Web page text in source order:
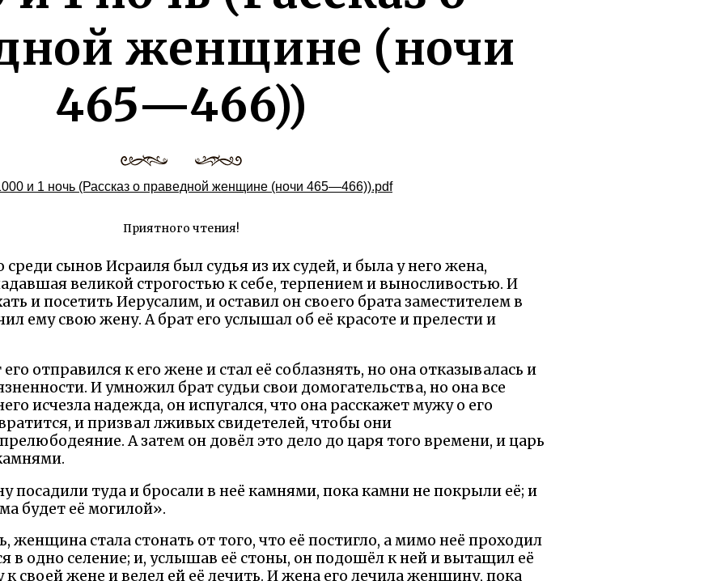
женщине (ночи
465—466))
и 1 ночь (Рассказ о праведной женщине (ночи 465—466)).pdf
Приятного чтения!
сынов Исраиля был судья из их судей, и была у него жена,
великой строгостью к себе, терпением и выносливостью. И
и посетить Иерусалим, и оставил он своего брата заместителем в
ему свою жену. А брат его услышал об её красоте и прелести и
его отправился к его жене и стал её соблазнять, но она отказывалась и
И умножил брат судьи свои домогательства, но она все
исчезла надежда, он испугался, что она расскажет мужу о его
и призвал лживых свидетелей, чтобы они
А затем он довёл это дело до царя того времени, и царь
туда и бросали в неё камнями, пока камни не покрыли её; и
будет её могилой».
женщина стала стонать от того, что её постигло, а мимо неё проходил
в одно селение; и, услышав её стоны, он подошёл к ней и вытащил её
своей жене и велел ей её лечить. И жена его лечила женщину, пока